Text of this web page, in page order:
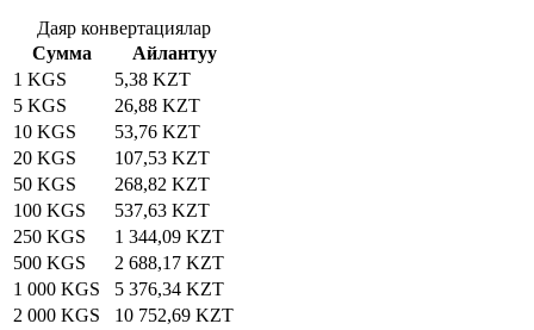
Даяр конвертациялар
Сумма
Айлантуу
1 KGS
5,38 KZT
5 KGS
26,88 KZT
10 KGS
53,76 KZT
20 KGS
107,53 KZT
50 KGS
268,82 KZT
100 KGS
537,63 KZT
250 KGS
1 344,09 KZT
500 KGS
2 688,17 KZT
1 000 KGS
5 376,34 KZT
2 000 KGS
10 752,69 KZT